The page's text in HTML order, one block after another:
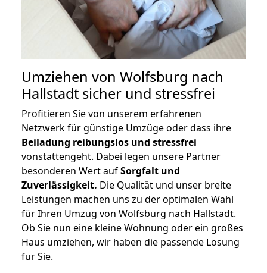
Umziehen von Wolfsburg nach
Hallstadt sicher und stressfrei
Profitieren Sie von unserem erfahrenen
Netzwerk für günstige Umzüge oder dass ihre
Beiladung reibungslos und stressfrei
vonstattengeht. Dabei legen unsere Partner
besonderen Wert aufSorgfalt und
Zuverlässigkeit. Die Qualität und unser breite
Leistungen machen uns zu der optimalen Wahl
für Ihren Umzug von Wolfsburg nach Hallstadt.
Ob Sie nun eine kleine Wohnung oder ein großes
Haus umziehen, wir haben die passende Lösung
für Sie.